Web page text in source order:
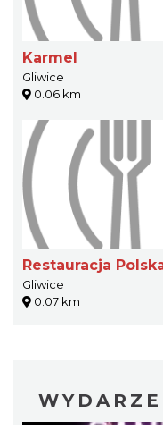
Karmel
Gliwice
0.06 km
Restauracja
Gliwice
0.07 km